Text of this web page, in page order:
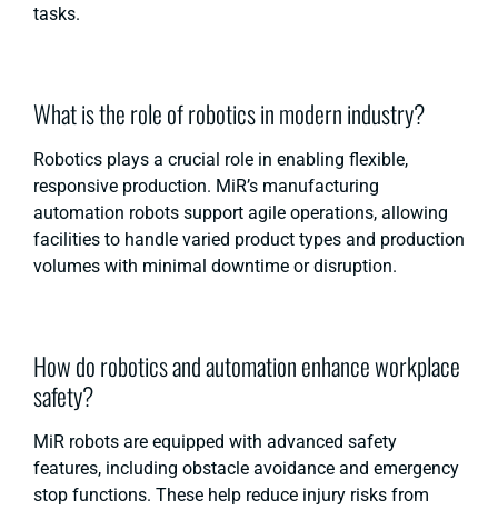
tasks.
What is the role of robotics in modern industry?
Robotics plays a crucial role in enabling flexible,
responsive production. MiR’s manufacturing
automation robots support agile operations, allowing
facilities to handle varied product types and production
volumes with minimal downtime or disruption.
How do robotics and automation enhance workplace
safety?
MiR robots are equipped with advanced safety
features, including obstacle avoidance and emergency
stop functions. These help reduce injury risks from